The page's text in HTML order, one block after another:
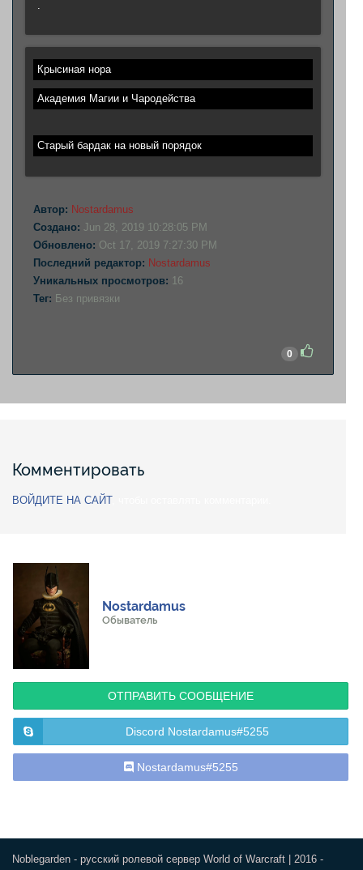
.
Крысиная нора
Академия Магии и Чародейства
Старый бардак на новый порядок
Автор: Nostardamus
Создано: Jun 28, 2019 10:28:05 PM
Обновлено: Oct 17, 2019 7:27:30 PM
Последний редактор: Nostardamus
Уникальных просмотров: 16
Тег: Без привязки
0
Комментировать
ВОЙДИТЕ НА САЙТ, чтобы оставлять комментарии.
Nostardamus
Обыватель
ОТПРАВИТЬ СООБЩЕНИЕ
Discord Nostardamus#5255
Nostardamus#5255
Noblegarden - русский ролевой сервер World of Warcraft | 2016 -